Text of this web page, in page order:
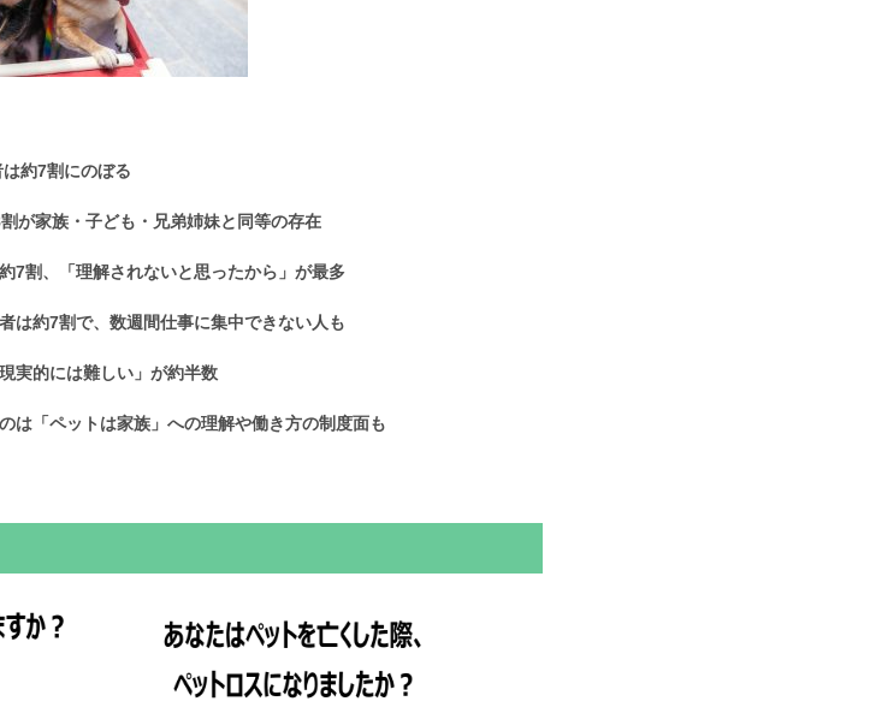
約7割にのぼる
が家族・子ども・兄弟姉妹と同等の存在
7割、「理解されないと思ったから」が最多
は約7割で、数週間仕事に集中できない人も
実的には難しい」が約半数
は「ペットは家族」への理解や働き方の制度面も